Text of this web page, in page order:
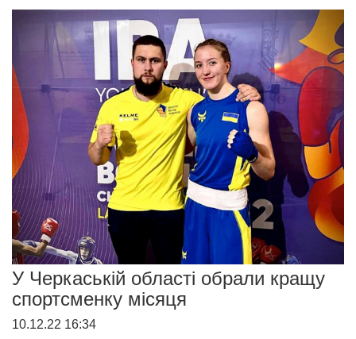
У Черкаській області обрали кращу
спортсменку місяця
10.12.22 16:34